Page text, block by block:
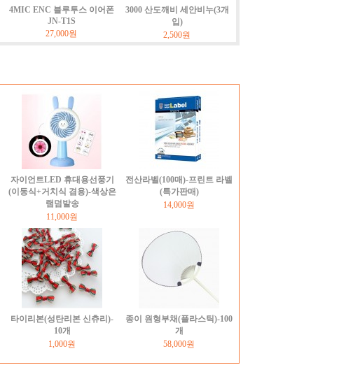
4MIC ENC 블루투스 이어폰
JN-T1S
27,000원
3000 산도깨비 세안비누(3개
입)
2,500원
자이언트LED 휴대용선풍기
(이동식+거치식 겸용)-색상은
램덤발송
11,000원
전산라벨(100매)-프린트 라벨
(특가판매)
14,000원
타이리본(성탄리본 신츄리)-
10개
1,000원
종이 원형부채(플라스틱)-100
개
58,000원